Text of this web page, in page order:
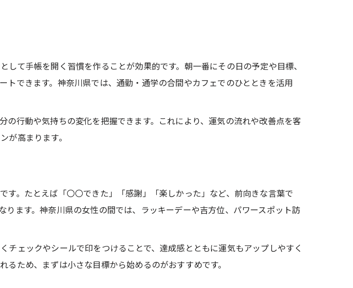
識をプラスする手帳活用法
運手帳の選び方
開運手帳のポイント整理
運手帳を見極める秘訣
る2026年の目標設定
年の目標を具体化する方法
標達成力を高める実践アイデア
アップに役立つ手帳記入術
て手帳を開く習慣を作ることが効果的です。朝一番にその日の予定や目標、
できます。神奈川県では、通勤・通学の合間やカフェでのひとときを活用
行動や気持ちの変化を把握できます。これにより、運気の流れや改善点を客
が高まります。
。たとえば「〇〇できた」「感謝」「楽しかった」など、前向きな言葉で
ます。神奈川県の女性の間では、ラッキーデーや吉方位、パワースポット訪
ェックやシールで印をつけることで、達成感とともに運気もアップしやすく
ため、まずは小さな目標から始めるのがおすすめです。